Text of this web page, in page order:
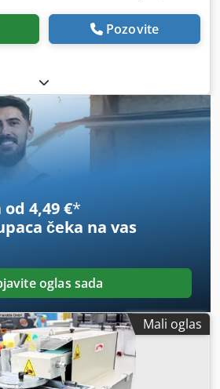
Pozovite
4,49 €*
čeka na vas
oglas sada
Mali oglas